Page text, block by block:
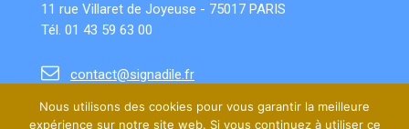
11 rue Villaret de Joyeuse - 75017 PARIS
Tél. 01 43 59 63 00
contact@signadile.fr
Suivez notre actualité sur LinkedIn
Nous utilisons des cookies pour vous garantir la meilleure
expérience sur notre site web. Si vous continuez à utiliser ce